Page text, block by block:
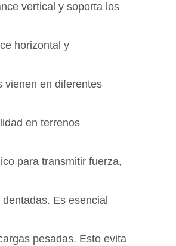
vertical y soporta los
horizontal y
vienen en diferentes
en terrenos
para transmitir fuerza,
Es esencial
pesadas. Esto evita